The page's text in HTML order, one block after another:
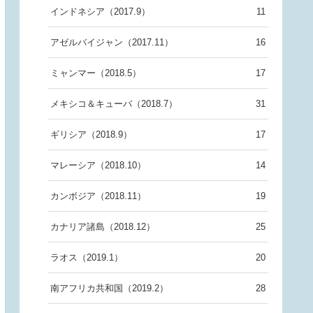
インドネシア（2017.9） 11
アゼルバイジャン（2017.11） 16
ミャンマー（2018.5） 17
メキシコ＆キューバ（2018.7） 31
ギリシア（2018.9） 17
マレーシア（2018.10） 14
カンボジア（2018.11） 19
カナリア諸島（2018.12） 25
ラオス（2019.1） 20
南アフリカ共和国（2019.2） 28